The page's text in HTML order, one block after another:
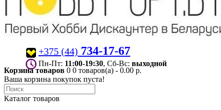
+375 (44) 734-17-67
Пн-Пт: 11:00-19:30 , Сб-Вс: выходной
Корзина товаров 0 0 товаров(а) - 0.00 р.
Ваша корзина покупок пуста!
Каталог товаров